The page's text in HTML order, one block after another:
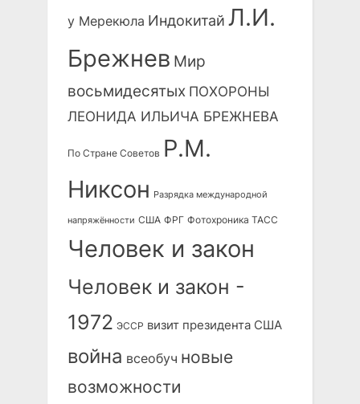
у Мерекюла Индокитай Л.И.
Брежнев Мир
восьмидесятых ПОХОРОНЫ
ЛЕОНИДА ИЛЬИЧА БРЕЖНЕВА
По Стране Советов Р.М.
Никсон Разрядка международной
напряжённости США ФРГ Фотохроника ТАСС
Человек и закон
Человек и закон -
1972 ЭССР визит президента США
война всеобуч новые
возможности